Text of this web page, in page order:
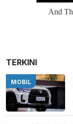
TERKINI
MOBIL